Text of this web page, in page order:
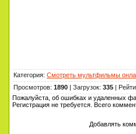
Категория: Смотреть мультфильмы
Просмотров: 1890 | Загрузок: 335 |
Пожалуйста, об ошибках и удаленных
Регистрация не требуется. Всего
Добавлять